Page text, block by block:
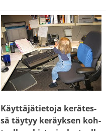
Käyt­tä­jä­tie­to­ja ke­rä­tes­
sä täy­tyy ke­räyk­sen koh­